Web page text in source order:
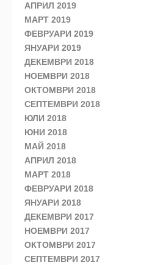
АПРИЛ 2019
МАРТ 2019
ФЕВРУАРИ 2019
ЯНУАРИ 2019
ДЕКЕМВРИ 2018
НОЕМВРИ 2018
ОКТОМВРИ 2018
СЕПТЕМВРИ 2018
ЮЛИ 2018
ЮНИ 2018
МАЙ 2018
АПРИЛ 2018
МАРТ 2018
ФЕВРУАРИ 2018
ЯНУАРИ 2018
ДЕКЕМВРИ 2017
НОЕМВРИ 2017
ОКТОМВРИ 2017
СЕПТЕМВРИ 2017